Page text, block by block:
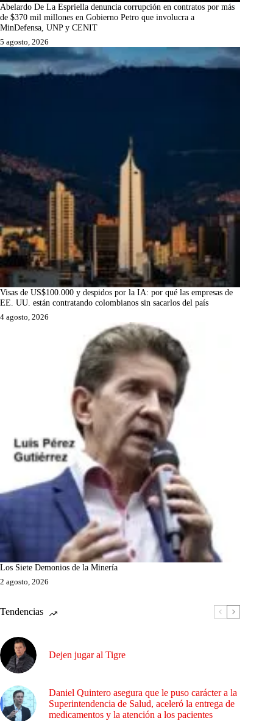
Abelardo De La Espriella denuncia corrupción en contratos por más
de $370 mil millones en Gobierno Petro que involucra a
MinDefensa, UNP y CENIT
5 agosto, 2026
Visas de US$100.000 y despidos por la IA: por qué las empresas de
EE. UU. están contratando colombianos sin sacarlos del país
4 agosto, 2026
Los Siete Demonios de la Minería
2 agosto, 2026
Tendencias
Dejen jugar al Tigre
Daniel Quintero asegura que le puso carácter a la
Superintendencia de Salud, aceleró la entrega de
medicamentos y la atención a los pacientes